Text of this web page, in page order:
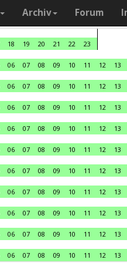
Archiv Forum
18 19 20 21 22
23
06 07 08 09 10 11 12 13
06 07 08 09 10 11 12 13
06 07 08 09 10 11 12 13
06 07 08 09 10 11 12 13
06 07 08 09 10 11 12 13
06 07 08 09 10 11 12 13
06 07 08 09 10 11 12 13
06 07 08 09 10 11 12 13
06 07 08 09 10 11 12 13
06 07 08 09 10 11 12 13